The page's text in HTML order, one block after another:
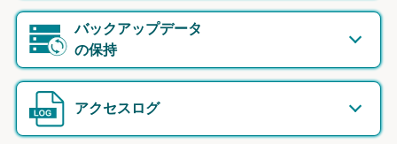
バックアップデータ
の保持
アクセスログ